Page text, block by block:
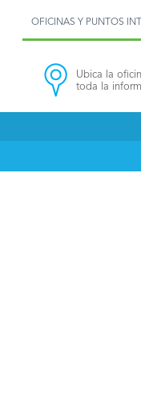
OFICINAS Y PUNTOS
Ubica la
toda la